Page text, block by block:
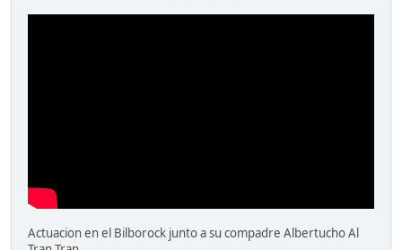
Actuacion en el Bilborock junto a su compadre Albertucho Al